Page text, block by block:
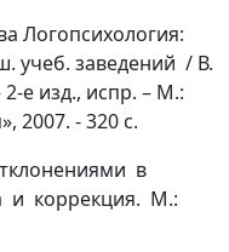
Логопсихология:
учеб. заведений / В.
е изд., испр. – М.:
2007. - 320 с.
в
и коррекция. М.: